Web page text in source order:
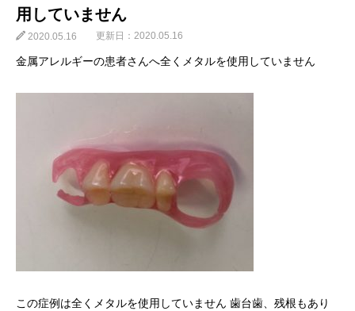
用していません
2020.05.16 2020.05.16
金属アレルギーの患者さんへ全くメタルを使用していません
この症例は全くメタルを使用していません 歯台歯、残根もあり